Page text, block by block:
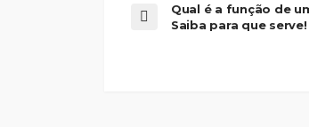
Qual é a função de
Saiba para que serve!